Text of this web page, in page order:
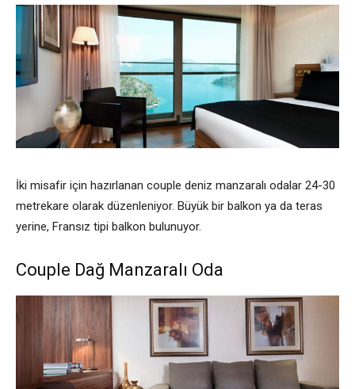
İki misafir için hazırlanan couple deniz manzaralı odalar 24-30
metrekare olarak düzenleniyor. Büyük bir balkon ya da teras
yerine, Fransız tipi balkon bulunuyor.
Couple Dağ Manzaralı Oda